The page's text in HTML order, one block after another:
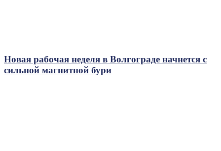
Новая рабочая неделя в Волгограде начнется с
сильной магнитной бури